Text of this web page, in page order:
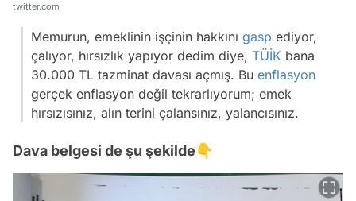
twitter.com
Memurun, emeklinin işçinin hakkını gasp ediyor,
çalıyor, hırsızlık yapıyor dedim diye, TÜİK bana
30.000 TL tazminat davası açmış. Bu enflasyon
gerçek enflasyon değil tekrarlıyorum; emek
hırsızısınız, alın terini çalansınız, yalancısınız.
Dava belgesi de şu şekilde👇